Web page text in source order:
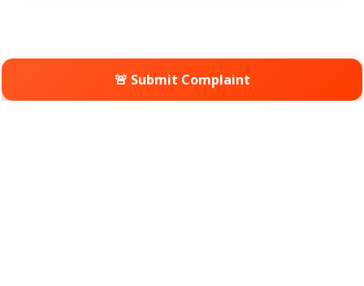
🚨 Submit Complaint